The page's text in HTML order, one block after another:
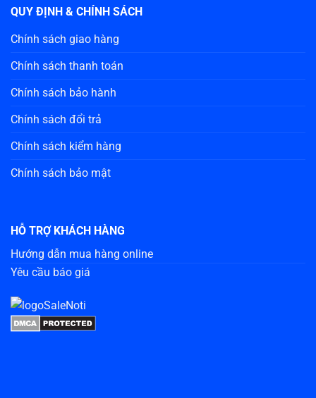
QUY ĐỊNH & CHÍNH SÁCH
Chính sách giao hàng
Chính sách thanh toán
Chính sách bảo hành
Chính sách đổi trả
Chính sách kiểm hàng
Chính sách bảo mật
HỖ TRỢ KHÁCH HÀNG
Hướng dẫn mua hàng online
Yêu cầu báo giá